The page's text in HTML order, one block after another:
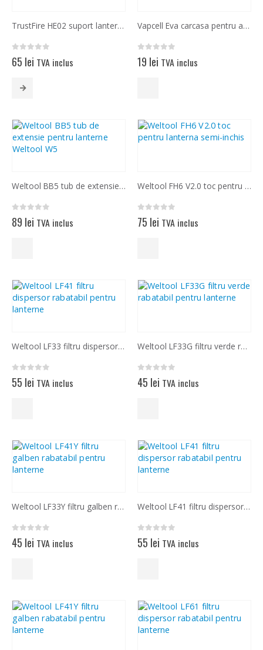
TrustFire HE02 suport lanterna ajustabil pentru bicicleta
0 out of 5
65 lei TVA inclus
Acest
produs
mai
multe
variații.
Opțiunile
alese
pagina
produsului.
Vapcell Eva carcasa pentru acumulatori de diferite marimi
0 out of 5
19 lei TVA inclus
Weltool BB5 tub de extensie pentru lanterne Weltool W5
0 out of 5
89 lei TVA inclus
Weltool FH6 V2.0 toc pentru lanterna semi-inchis
0out of 5
75 lei TVA inclus
Weltool LF33 filtru dispersor rabatabil pentru lanterne
0out of 5
55 lei TVA inclus
Weltool LF33G filtru verde rabatabil pentru lanterne
0 out of 5
45 lei TVA inclus
Weltool LF33Y filtru galben rabatabil pentru lanterne
45 lei TVA inclus
Weltool LF41 filtru dispersor rabatabil pentru lanterne
55 lei TVA inclus